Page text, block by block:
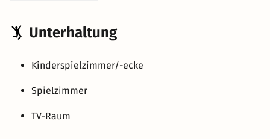
Unterhaltung
Kinderspielzimmer/-ecke
Spielzimmer
TV-Raum